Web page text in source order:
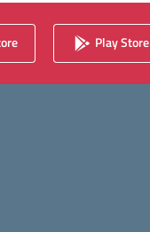
Play Store